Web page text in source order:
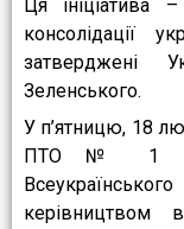
Ця ініціатива
консолідації
затверджені
Зеленського.
У п’ятницю, 18
ПТО № 1 м.
керівництвом